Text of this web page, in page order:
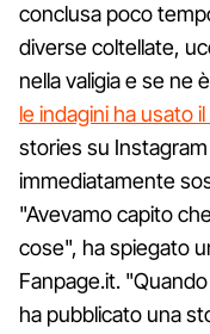
conclusa poco
diverse coltellate,
nella valigia e se ne
le indagini ha usato
stories su
immediatamente
"Avevamo capito
cose", ha spiegato
Fanpage.it.
ha pubblicato una